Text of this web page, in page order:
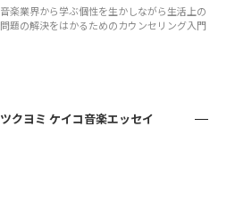
音楽業界から学ぶ個性を生かしながら生活上の
問題の解決をはかるためのカウンセリング入門
ツクヨミ ケイコ音楽エッセイ